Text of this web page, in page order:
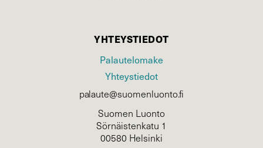
YHTEYSTIEDOT
Palautelomake
Yhteystiedot
palaute@suomenluonto.fi
Suomen Luonto
Sörnäistenkatu 1
00580 Helsinki